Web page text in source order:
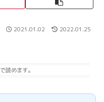
2021.01.02 2022.01.25
で読めます。